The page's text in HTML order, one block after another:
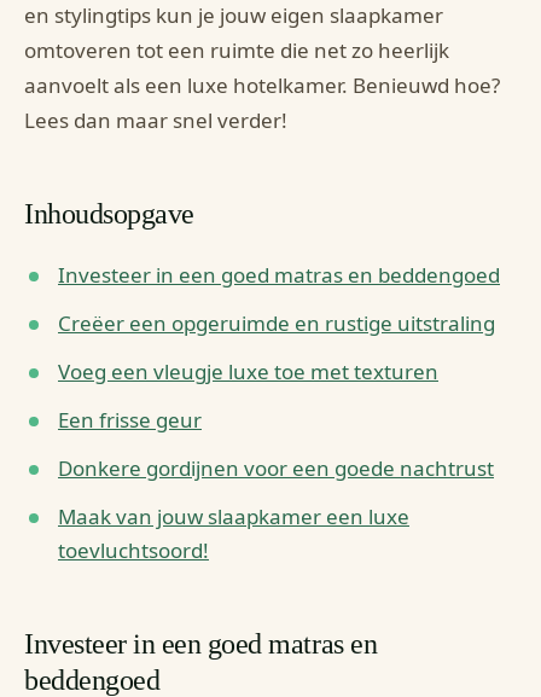
en stylingtips kun je jouw eigen slaapkamer
omtoveren tot een ruimte die net zo heerlijk
aanvoelt als een luxe hotelkamer. Benieuwd hoe?
Lees dan maar snel verder!
Inhoudsopgave
Investeer in een goed matras en beddengoed
Creëer een opgeruimde en rustige uitstraling
Voeg een vleugje luxe toe met texturen
Een frisse geur
Donkere gordijnen voor een goede nachtrust
Maak van jouw slaapkamer een luxe
toevluchtsoord!
Investeer in een goed matras en
beddengoed